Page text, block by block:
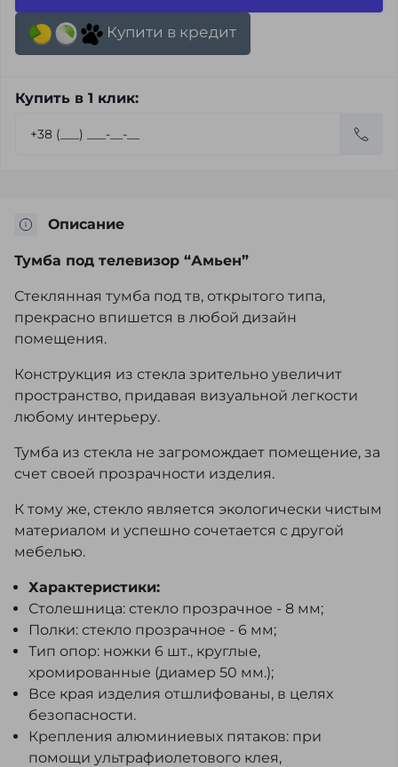
Купити в кредит
Купить в 1 клик:
Описание
Тумба под телевизор “Амьен”
Стеклянная тумба под тв, открытого типа,
прекрасно впишется в любой дизайн
помещения.
Конструкция из стекла зрительно увеличит
пространство, придавая визуальной легкости
любому интерьеру.
Тумба из стекла не загромождает помещение, за
счет своей прозрачности изделия.
К тому же, стекло является экологически чистым
материалом и успешно сочетается с другой
мебелью.
Характеристики:
Столешница: стекло прозрачное - 8 мм;
Полки: стекло прозрачное - 6 мм;
Тип опор: ножки 6 шт., круглые,
хромированные (диамер 50 мм.);
Все края изделия отшлифованы, в целях
безопасности.
Крепления алюминиевых пятаков: при
помощи ультрафиолетового клея,